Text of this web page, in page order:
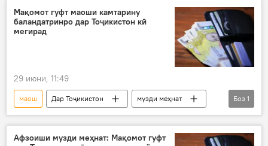
Мақомот гуфт маоши камтарину
баландатринро дар Тоҷикистон кӣ
мегирад
29 июни, 11:49
маош Дар Тоҷикистон
музди меҳнат
омор
Боз 1
Афзоиши музди меҳнат: Мақомот гуфт